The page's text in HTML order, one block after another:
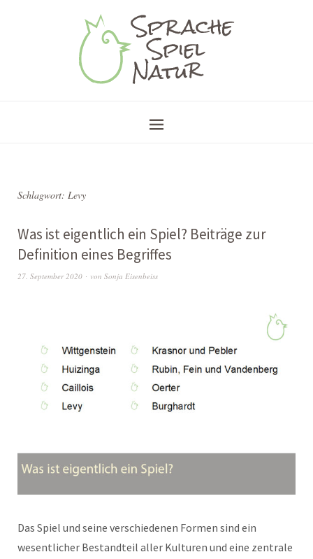
Schlagwort: Levy
Was ist eigentlich ein Spiel? Beiträge zur
Definition eines Begriffes
27. September 2020 von Sonja Eisenbeiss
Das Spiel und seine verschiedenen Formen sind ein
wesentlicher Bestandteil aller Kulturen und eine zentrale